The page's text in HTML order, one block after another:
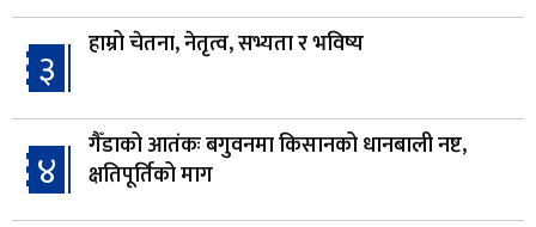
३ हाम्रो चेतना, नेतृत्व, सभ्यता र भविष्य
४
गैँडाको आतंकः बगुवनमा किसानको धानबाली नष्ट,
क्षतिपूर्तिको माग